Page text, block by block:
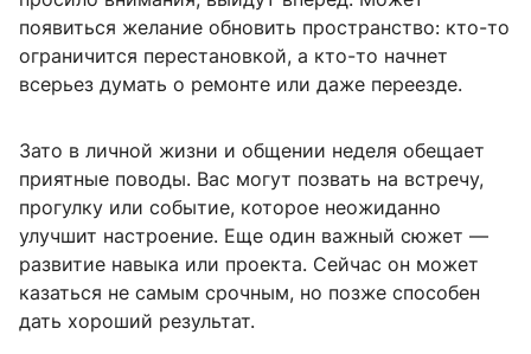
появиться желание обновить пространство: кто-то
ограничится перестановкой, а кто-то начнет
всерьез думать о ремонте или даже переезде.
Зато в личной жизни и общении неделя обещает
приятные поводы. Вас могут позвать на встречу,
прогулку или событие, которое неожиданно
улучшит настроение. Еще один важный сюжет —
развитие навыка или проекта. Сейчас он может
казаться не самым срочным, но позже способен
дать хороший результат.